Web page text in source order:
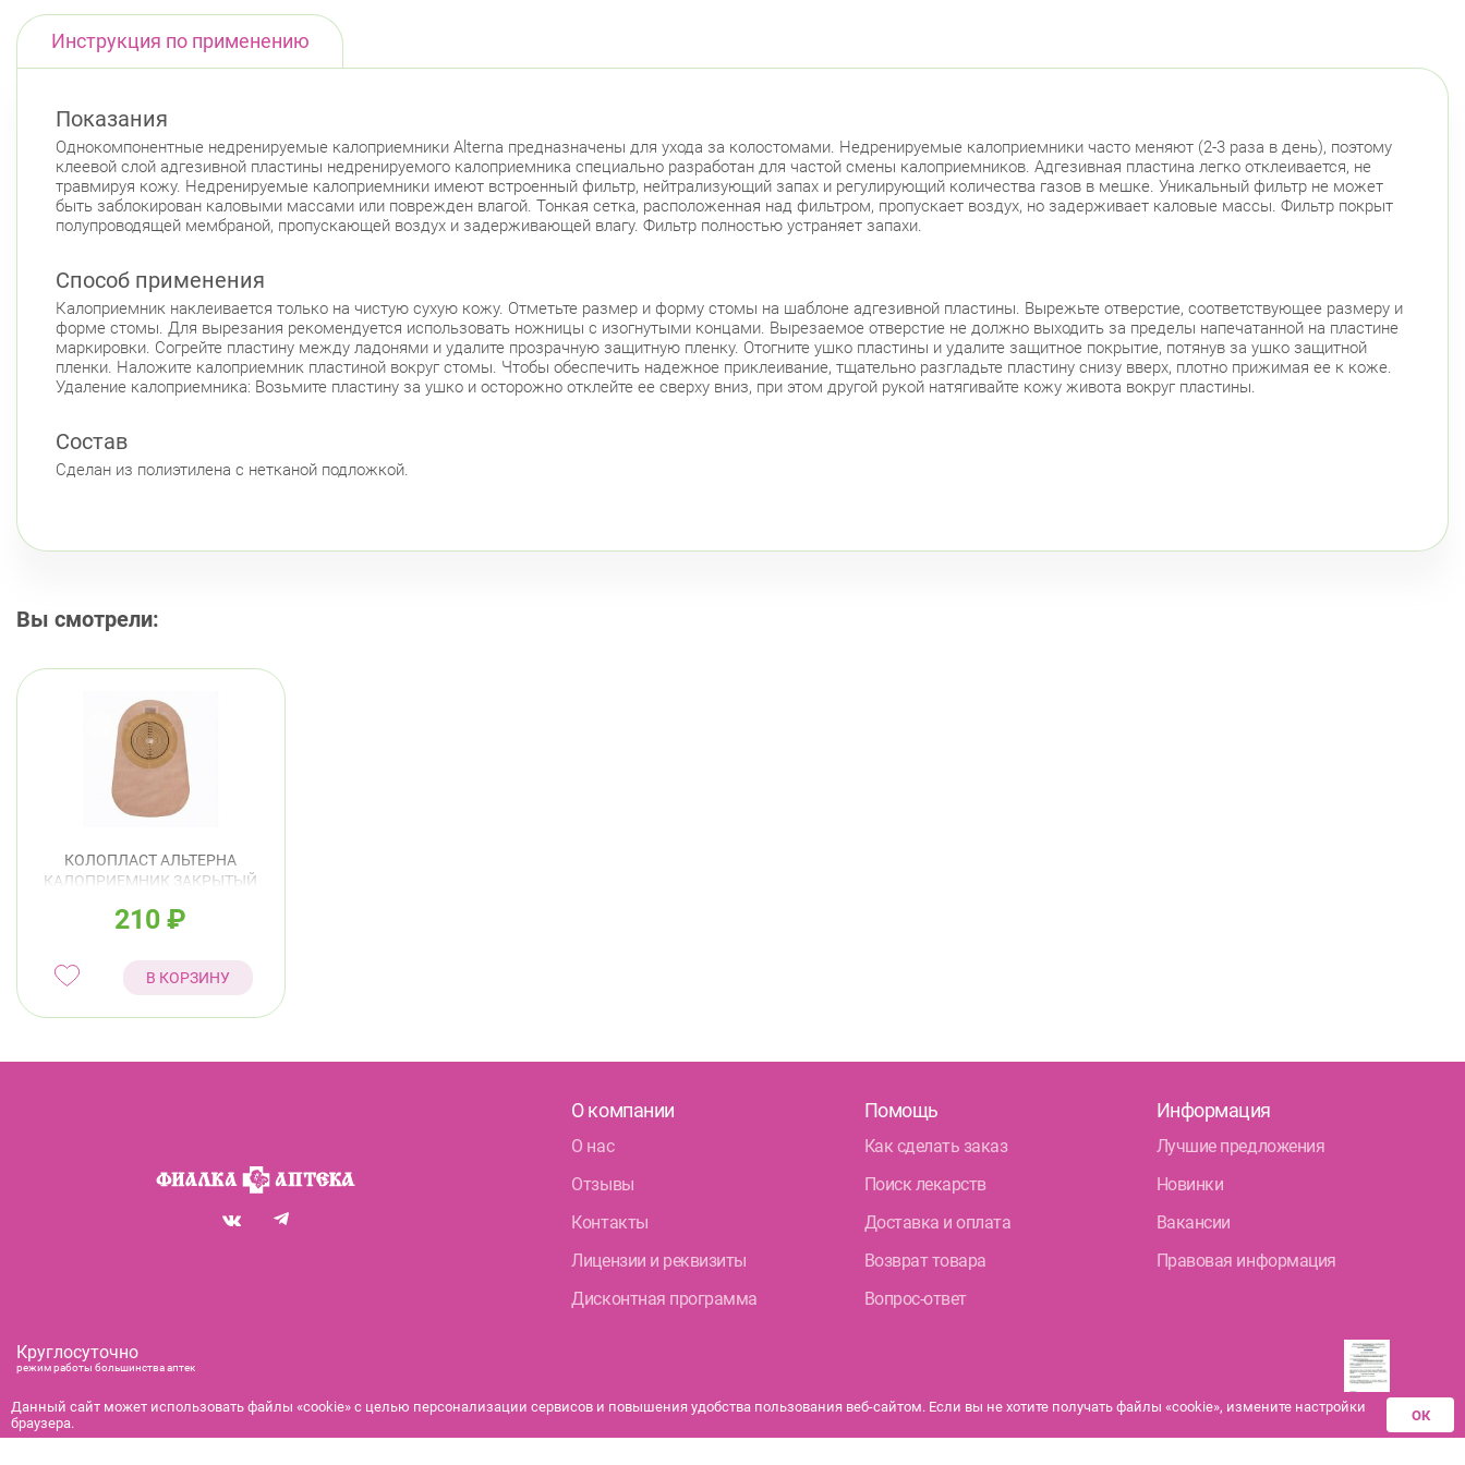
Инструкция по применению
Показания
Однокомпонентные недренируемые калоприемники Alterna предназначены для ухода за колостомами. Недренируемые калоприемники часто меняют (2-3 раза в день), поэтому
клеевой слой адгезивной пластины недренируемого калоприемника специально разработан для частой смены калоприемников. Адгезивная пластина легко отклеивается, не
травмируя кожу. Недренируемые калоприемники имеют встроенный фильтр, нейтрализующий запах и регулирующий количества газов в мешке. Уникальный фильтр не может
быть заблокирован каловыми массами или поврежден влагой. Тонкая сетка, расположенная над фильтром, пропускает воздух, но задерживает каловые массы. Фильтр покрыт
полупроводящей мембраной, пропускающей воздух и задерживающей влагу. Фильтр полностью устраняет запахи.
Способ применения
Калоприемник наклеивается только на чистую сухую кожу. Отметьте размер и форму стомы на шаблоне адгезивной пластины. Вырежьте отверстие, соответствующее размеру и
форме стомы. Для вырезания рекомендуется использовать ножницы с изогнутыми концами. Вырезаемое отверстие не должно выходить за пределы напечатанной на пластине
маркировки. Согрейте пластину между ладонями и удалите прозрачную защитную пленку. Отогните ушко пластины и удалите защитное покрытие, потянув за ушко защитной
пленки. Наложите калоприемник пластиной вокруг стомы. Чтобы обеспечить надежное приклеивание, тщательно разгладьте пластину снизу вверх, плотно прижимая ее к коже.
Удаление калоприемника: Возьмите пластину за ушко и осторожно отклейте ее сверху вниз, при этом другой рукой натягивайте кожу живота вокруг пластины.
Состав
Сделан из полиэтилена с нетканой подложкой.
Вы смотрели:
КОЛОПЛАСТ АЛЬТЕРНА
КАЛОПРИЕМНИК ЗАКРЫТЫЙ
АРТ.17405(5787)
210₽
В КОРЗИНУ
О компании
О нас
Отзывы
Контакты
Лицензии и реквизиты
Дисконтная программа
Помощь
Как сделать заказ
Поиск лекарств
Доставка и оплата
Возврат товара
Вопрос-ответ
Информация
Лучшие предложения
Новинки
Вакансии
Правовая информация
Круглосуточно
режим работы большинства аптек
+7 (812) 292-00-00
справочная служба с 9:00 до 21:00
Разрешения аптек-
партнеров на
Данный сайт может использовать файлы «cookie» с целью персонализации сервисов и повышения удобства пользования веб-сайтом. Если вы не хотите получать файлы «cookie», измените настройки
браузера.
ОК